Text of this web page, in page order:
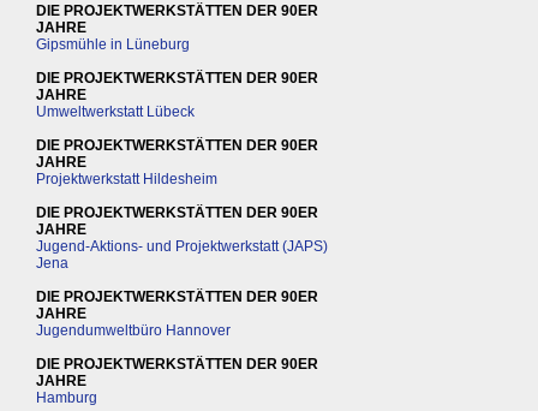
DIE PROJEKTWERKSTÄTTEN DER 90ER
JAHRE
Gipsmühle in Lüneburg
DIE PROJEKTWERKSTÄTTEN DER 90ER
JAHRE
Umweltwerkstatt Lübeck
DIE PROJEKTWERKSTÄTTEN DER 90ER
JAHRE
Projektwerkstatt Hildesheim
DIE PROJEKTWERKSTÄTTEN DER 90ER
JAHRE
Jugend-Aktions- und Projektwerkstatt (JAPS)
Jena
DIE PROJEKTWERKSTÄTTEN DER 90ER
JAHRE
Jugendumweltbüro Hannover
DIE PROJEKTWERKSTÄTTEN DER 90ER
JAHRE
Hamburg